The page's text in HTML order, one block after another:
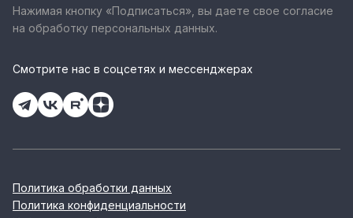
Нажимая кнопку «Подписаться», вы даете свое согласие
на обработку персональных данных.
Смотрите нас в соцсетях и мессенджерах
Политика обработки данных
Политика конфиденциальности